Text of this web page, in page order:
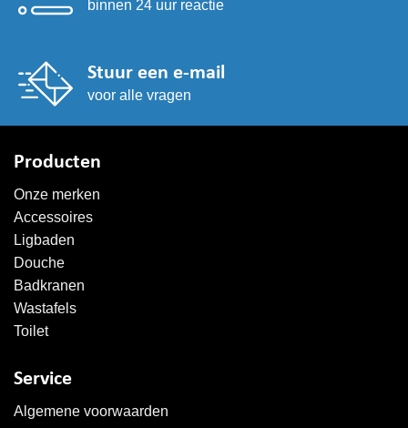
binnen 24 uur reactie
Stuur een e-mail
voor alle vragen
Producten
Onze merken
Accessoires
Ligbaden
Douche
Badkranen
Wastafels
Toilet
Service
Algemene voorwaarden